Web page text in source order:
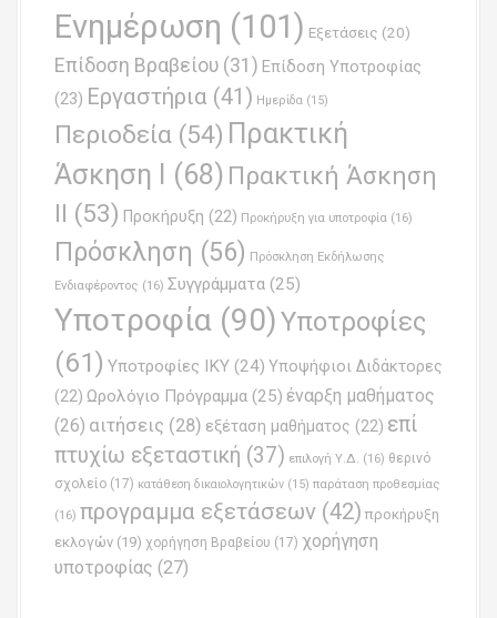
Ενημέρωση (101) Εξετάσεις (20)
Επίδοση Βραβείου (31) Επίδοση Υποτροφίας
(23) Εργαστήρια (41) Ημερίδα (15)
Περιοδεία (54) Πρακτική
Άσκηση Ι
(68) Πρακτική Άσκηση
ΙΙ (53) Προκήρυξη (22) Προκήρυξη για υποτροφία (16)
Πρόσκληση (56) Πρόσκληση Εκδήλωσης
Ενδιαφέροντος (16) Συγγράμματα (25)
Υποτροφία (90)Υποτροφίες
(61) Υποτροφίες ΙΚΥ (24) Υποψήφιοι Διδάκτορες
(22) Ωρολόγιο Πρόγραμμα (25) έναρξη μαθήματος
(26) αιτήσεις (28) εξέταση μαθήματος (22) επί
πτυχίω εξεταστική (37) επιλογή Υ.Δ. (16) θερινό
σχολείο (17) κατάθεση δικαιολογητικών (15) παράταση προθεσμίας
(16) προγραμμα εξετάσεων (42) προκήρυξη
εκλογών (19) χορήγηση Βραβείου (17) χορήγηση
υποτροφίας (27)